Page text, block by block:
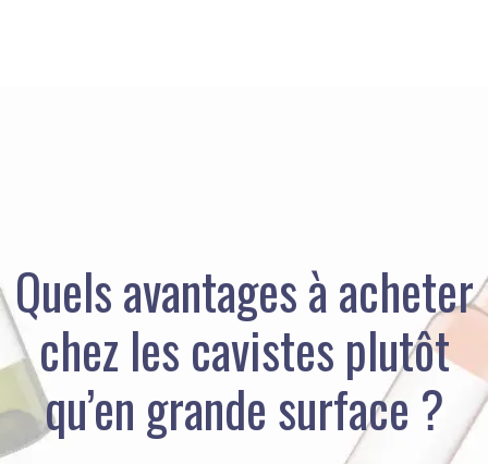
Quels avantages à acheter
chez les cavistes plutôt
qu’en grande surface ?